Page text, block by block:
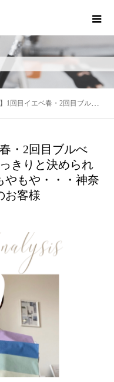
ルべ冬・3回目ブルべ夏！はっきりと決められないタイプと言われ、もやもや・・・神奈川県横浜市50代会社員のお客様
・2回目ブルべ
きりと決められ
やもや・・・神奈
お客様